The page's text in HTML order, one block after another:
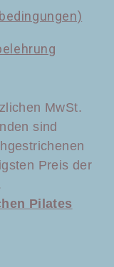
MwSt.
sind
Preis der
Pilates